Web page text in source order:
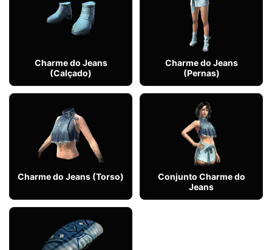
Charme do Jeans
(Calçado)
Charme do Jeans
(Pernas)
Charme do Jeans (Torso)
Conjunto Charme do
Jeans